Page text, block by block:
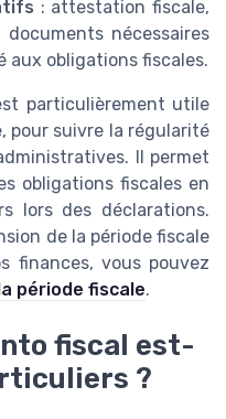
: attestation fiscale,
nécessaires
aux obligations fiscales.
particulièrement utile
pour suivre la régularité
Il permet
obligations fiscales en
lors des déclarations.
de la période fiscale
finances, vous pouvez
période fiscale.
fiscal est-
?